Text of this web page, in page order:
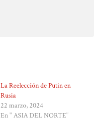
La Reelección de Putin en
Rusia
22 marzo, 2024
En " ASIA DEL NORTE"